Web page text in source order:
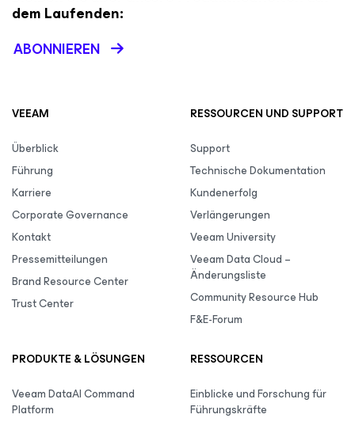
dem Laufenden:
ABONNIEREN
VEEAM
Überblick
Führung
Karriere
Corporate Governance
Kontakt
Pressemitteilungen
Brand Resource Center
Trust Center
RESSOURCEN UND SUPPORT
Support
Technische Dokumentation
Kundenerfolg
Verlängerungen
Veeam University
Veeam Data Cloud –
Änderungsliste
Community Resource Hub
F&E-Forum
PRODUKTE & LÖSUNGEN
Veeam DataAI Command
Platform
RESSOURCEN
Einblicke und Forschung für
Führungskräfte